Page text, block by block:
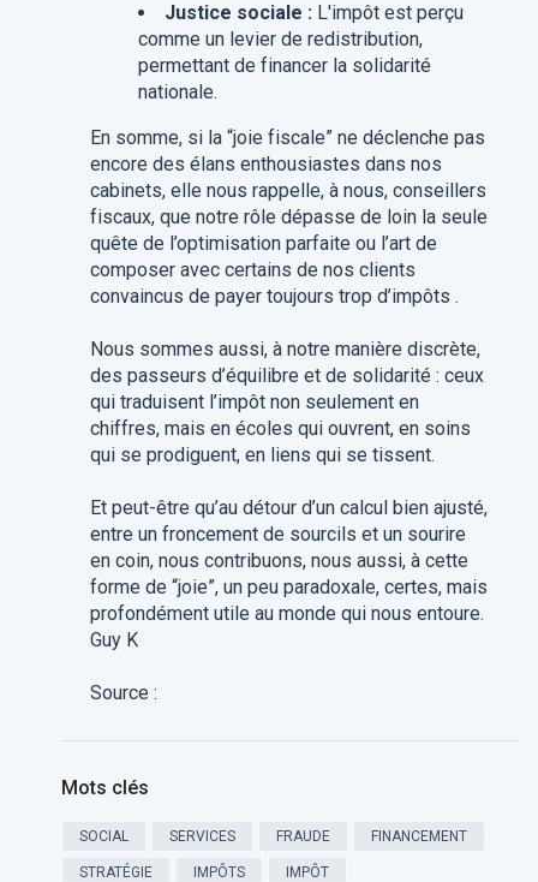
Justice sociale :L'impôt est perçu
comme un levier de redistribution,
permettant de financer la solidarité
nationale.
En somme, si la “joie fiscale” ne déclenche pas
encore des élans enthousiastes dans nos
cabinets, elle nous rappelle, à nous, conseillers
fiscaux, que notre rôle dépasse de loin la seule
quête de l’optimisation parfaite ou l’art de
composer avec certains de nos clients
convaincus de payer toujours trop d’impôts .
Nous sommes aussi, à notre manière discrète,
des passeurs d’équilibre et de solidarité : ceux
qui traduisent l’impôt non seulement en
chiffres, mais en écoles qui ouvrent, en soins
qui se prodiguent, en liens qui se tissent.
Et peut-être qu’au détour d’un calcul bien ajusté,
entre un froncement de sourcils et un sourire
en coin, nous contribuons, nous aussi, à cette
forme de “joie”, un peu paradoxale, certes, mais
profondément utile au monde qui nous entoure.
Guy K
Source :
Mots clés
SOCIAL SERVICES FRAUDE FINANCEMENT
STRATÉGIE IMPÔTS IMPÔT